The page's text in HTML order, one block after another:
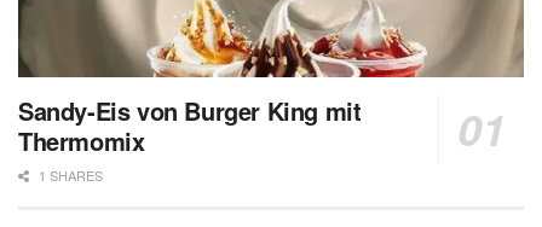
Sandy-Eis von Burger King mit
Thermomix
1 SHARES